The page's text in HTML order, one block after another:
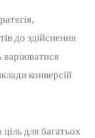
до здійснення
варіюватися
конверсій
для багатьох